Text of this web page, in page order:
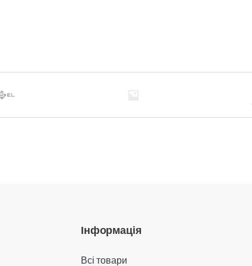
Інформація
Всі товари